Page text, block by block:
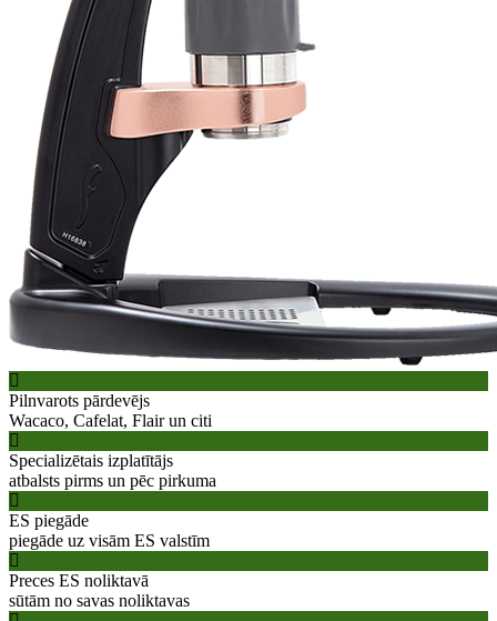
Pilnvarots pārdevējs
Wacaco, Cafelat, Flair un citi
Specializētais izplatītājs
atbalsts pirms un pēc pirkuma
ES piegāde
piegāde uz visām ES valstīm
Preces ES noliktavā
sūtām no savas noliktavas